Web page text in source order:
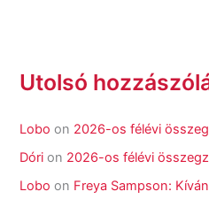
Utolsó
Lobo on 2026-os félévi
Dóri on 2026-os félévi
Lobo on Freya Sampson: